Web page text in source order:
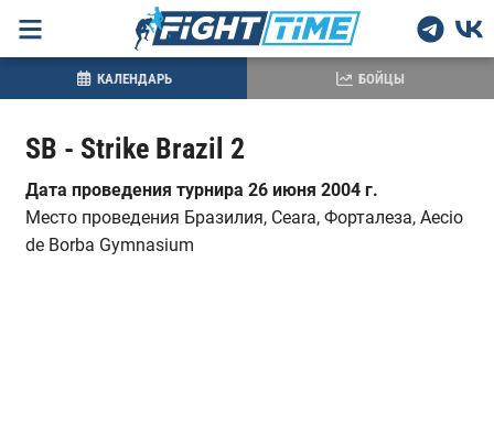
SB - Strike Brazil 2
Дата проведения турнира 26 июня 2004 г.
Место проведения Бразилия, Ceara, Форталеза, Aecio
de Borba Gymnasium
КАЛЕНДАРЬ БОЙЦЫ